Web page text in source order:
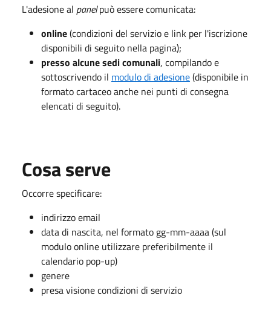
L'adesione al panelpuò essere comunicata:
online(condizioni del servizio e link per l'iscrizione
disponibili di seguito nella pagina);
presso alcune sedi comunali, compilando e
sottoscrivendo il modulo di adesione(disponibile in
formato cartaceo anche nei punti di consegna
elencati di seguito).
Cosa serve
Occorre specificare:
indirizzo email
data di nascita, nel formato gg-mm-aaaa (sul
modulo online utilizzare preferibilmente il
calendario pop-up)
genere
presa visione condizioni di servizio